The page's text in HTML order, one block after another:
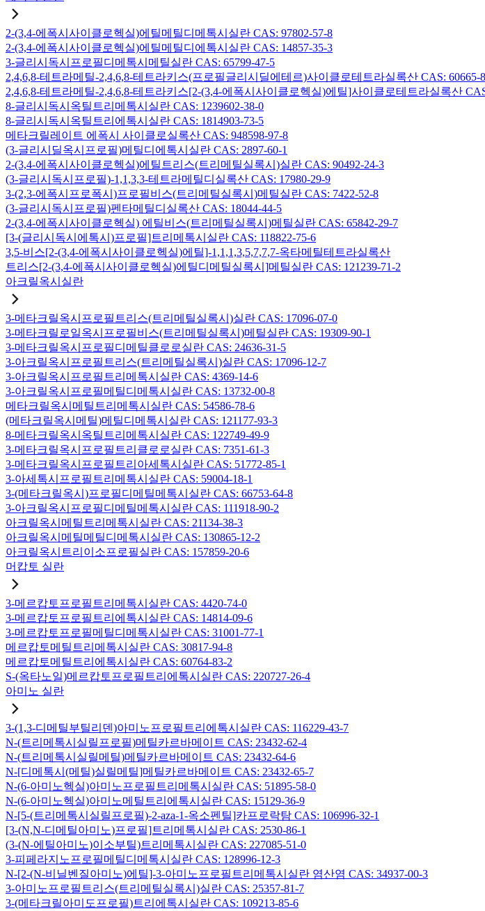
2-(3,4-에폭시사이클로헥실)에틸메틸디메톡시실란 CAS: 97802-57-8
2-(3,4-에폭시사이클로헥실)에틸메틸디에톡시실란 CAS: 14857-35-3
3-글리시독시프로필디메톡시메틸실란 CAS: 65799-47-5
2,4,6,8-테트라메틸-2,4,6,8-테트라키스(프로필글리시딜에테르)사이클로테트라실록산 CAS: 60665-
2,4,6,8-테트라메틸-2,4,6,8-테트라키스[2-(3,4-에폭시사이클로헥실)에틸]사이클로테트라실록산
8-글리시독시옥틸트리메톡시실란 CAS: 1239602-38-0
8-글리시독시옥틸트리에톡시실란 CAS: 1814903-73-5
메타크릴레이트 에폭시 사이클로실록산 CAS: 948598-97-8
(3-글리시딜옥시프로필)메틸디에톡시실란 CAS: 2897-60-1
2-(3,4-에폭시사이클로헥실)에틸트리스(트리메틸실록시)실란 CAS: 90492-24-3
(3-글리시독시프로필)-1,1,3,3-테트라메틸디실록산 CAS: 17980-29-9
3-(2,3-에폭시프로폭시)프로필비스(트리메틸실록시)메틸실란 CAS: 7422-52-8
(3-글리시독시프로필)펜타메틸디실록산 CAS: 18044-44-5
2-(3,4-에폭시사이클로헥실) 에틸비스(트리메틸실록시)메틸실란 CAS: 65842-29-7
[3-(글리시독시에톡시)프로필]트리메톡시실란 CAS: 118822-75-6
3,5-비스[2-(3,4-에폭시사이클로헥실)에틸]-1,1,1,3,5,7,7,7-옥타메틸테트라실록산
트리스[2-(3,4-에폭시사이클로헥실)에틸디메틸실록시]메틸실란 CAS: 121239-71-2
아크릴옥시실란
3-메타크릴옥시프로필트리스(트리메틸실록시)실란 CAS: 17096-07-0
3-메타크릴로일옥시프로필비스(트리메틸실록시)메틸실란 CAS: 19309-90-1
3-메타크릴옥시프로필디메틸클로로실란 CAS: 24636-31-5
3-아크릴옥시프로필트리스(트리메틸실록시)실란 CAS: 17096-12-7
3-아크릴옥시프로필트리메톡시실란 CAS: 4369-14-6
3-아크릴옥시프로필메틸디메톡시실란 CAS: 13732-00-8
메타크릴옥시메틸트리메톡시실란 CAS: 54586-78-6
(메타크릴옥시메틸)메틸디메톡시실란 CAS: 121177-93-3
8-메타크릴옥시옥틸트리메톡시실란 CAS: 122749-49-9
3-메타크릴옥시프로필트리클로로실란 CAS: 7351-61-3
3-메타크릴옥시프로필트리아세톡시실란 CAS: 51772-85-1
3-아세톡시프로필트리메톡시실란 CAS: 59004-18-1
3-(메타크릴옥시)프로필디메틸메톡시실란 CAS: 66753-64-8
3-아크릴옥시프로필디메틸메톡시실란 CAS: 111918-90-2
아크릴옥시메틸트리메톡시실란 CAS: 21134-38-3
아크릴옥시메틸메틸디메톡시실란 CAS: 130865-12-2
아크릴옥시트리이소프로필실란 CAS: 157859-20-6
머캅토 실란
3-메르캅토프로필트리메톡시실란 CAS: 4420-74-0
3-메르캅토프로필트리에톡시실란 CAS: 14814-09-6
3-메르캅토프로필메틸디메톡시실란 CAS: 31001-77-1
메르캅토메틸트리메톡시실란 CAS: 30817-94-8
메르캅토메틸트리에톡시실란 CAS: 60764-83-2
S-(옥타노일)메르캅토프로필트리에톡시실란 CAS: 220727-26-4
아미노 실란
3-(1,3-디메틸부틸리덴)아미노프로필트리에톡시실란 CAS: 116229-43-7
N-(트리메톡시실릴프로필)메틸카르바메이트 CAS: 23432-62-4
N-(트리메톡시실릴메틸)메틸카르바메이트 CAS: 23432-64-6
N-[디메톡시(메틸)실릴메틸]메틸카르바메이트 CAS: 23432-65-7
N-(6-아미노헥실)아미노프로필트리메톡시실란 CAS: 51895-58-0
N-(6-아미노헥실)아미노메틸트리에톡시실란 CAS: 15129-36-9
N-[5-(트리메톡시실릴프로필)-2-aza-1-옥소펜틸]카프로락탐 CAS: 106996-32-1
[3-(N,N-디메틸아미노)프로필]트리메톡시실란 CAS: 2530-86-1
(3-(N-에틸아미노)이소부틸)트리메톡시실란 CAS: 227085-51-0
3-피페라지노프로필메틸디메톡시실란 CAS: 128996-12-3
N-[2-(N-비닐벤질아미노)에틸]-3-아미노프로필트리메톡시실란 염산염 CAS: 34937-00-3
3-아미노프로필트리스(트리메틸실록시)실란 CAS: 25357-81-7
3-(메타크릴아미도프로필)트리에톡시실란 CAS: 109213-85-6